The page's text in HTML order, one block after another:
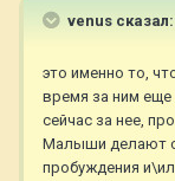
venus сказал:
это именно то,
время за ним
сейчас за нее,
Малыши делают
пробуждения